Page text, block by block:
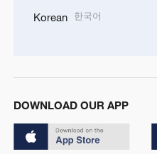
Korean 한국어
DOWNLOAD OUR APP